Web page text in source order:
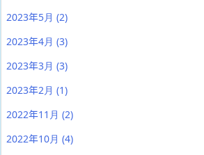
2023年5月 (2)
2023年4月 (3)
2023年3月 (3)
2023年2月 (1)
2022年11月 (2)
2022年10月 (4)